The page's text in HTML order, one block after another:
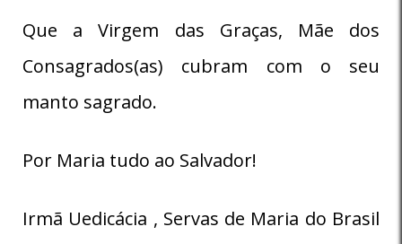
Que a Virgem das Graças, Mãe dos
Consagrados(as) cubram com o seu
manto sagrado.
Por Maria tudo ao Salvador!
Irmã Uedicácia , Servas de Maria do Brasil